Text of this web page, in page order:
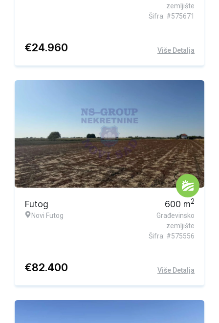
zemljište
Šifra: #575671
€24.960 Više Detalja
Futog
Novi Futog
600 m2
Građevinsko
zemljište
Šifra: #575556
€82.400 Više Detalja